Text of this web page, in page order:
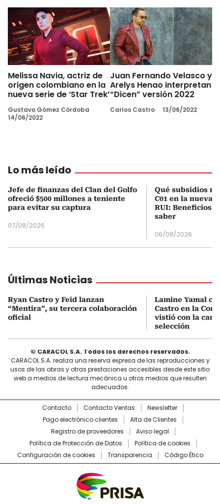
Melissa Navia, actriz de
origen colombiano en la
nueva serie de ‘Star Trek’
Gustavo Gómez Córdoba
14/06/2022
Juan Fernando Velasco y
Arelys Henao interpretan
“Dicen” versión 2022
Carlos Castro 13/06/2022
Lo más leído
Jefe de finanzas del Clan del Golfo
ofreció $500 millones a teniente
para evitar su captura
07/08/2026
Qué subsidios
C01 en la nueva
RUI: Beneficios
saber
06/08/2026
Últimas Noticias
Ryan Castro y Feid lanzan
“Mentira”, su tercera colaboración
oficial
Lamine Yamal
Castro en la
vistió con la
selección
© CARACOL S.A. Todos los derechos reservados.
CARACOL S.A. realiza una reserva expresa de las reproducciones y
usos de las obras y otras prestaciones accesibles desde este sitio
web a medios de lectura mecánica u otros medios que resulten
adecuados.
Contacto Contacto Ventas
Newsletter
Pago electrónico clientes
Alta de Clientes
Registro de proveedores
Aviso legal
Política de Protección de Datos
Política de cookies
Configuración de cookies
Transparencia Código Ético